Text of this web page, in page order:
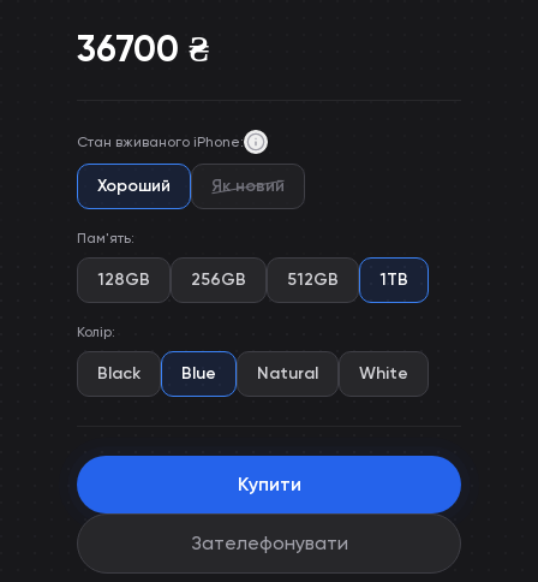
36700 ₴
Стан вживаного iPhone:
Хороший Як новий
Пам'ять:
128GB 256GB 512GB 1TB
Колір:
Black Blue Natural White
Купити
Зателефонувати